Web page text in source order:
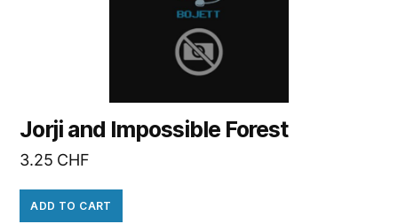
Jorji and Impossible Forest
3.25 CHF
ADD TO CART